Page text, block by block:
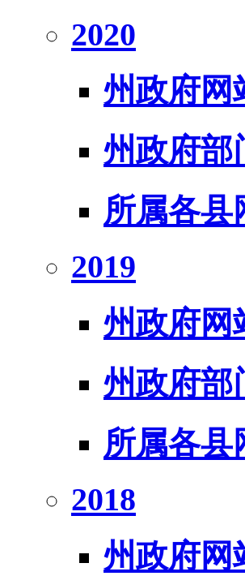
2020
州政府网
州政府部
所属各县
2019
州政府网
州政府部
所属各县
2018
州政府网